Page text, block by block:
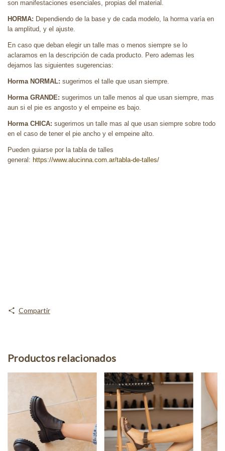
son manifestaciones esenciales, propias del material.
HORMA: Dependiendo de la base y de cada modelo, la horma varía en
la amplitud, y el ajuste.
En caso que deban elegir un talle mas o menos siempre se lo
aclaramos en la descripción de cada producto. Pero ademas les
dejamos las siguientes sugerencias:
Horma NORMAL: sugerimos el talle que usan siempre.
Horma GRANDE: sugerimos un talle menos al que usan siempre, mas
aun si el pie es angosto y el empeine es bajo.
Horma CHICA: sugerimos un talle mas al que usan siempre sobre todo
en el caso de tener el pie ancho y el empeine alto.
Pueden guiarse por la tabla de talles
general: https://www.alucinna.com.ar/tabla-de-talles/
Compartir
Productos relacionados